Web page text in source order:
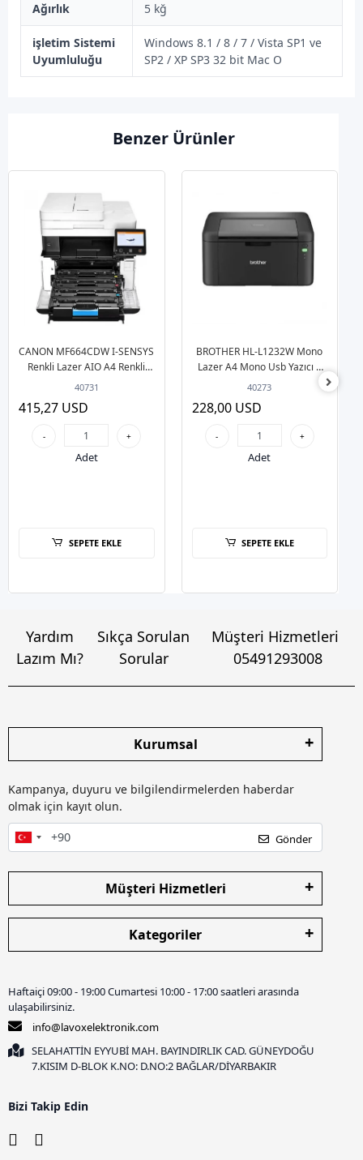
Ağırlık 5 kğ
işletim Sistemi
Uyumluluğu
Windows 8.1 / 8 / 7 / Vista SP1 ve
SP2 / XP SP3 32 bit Mac O
Benzer Ürünler
CANON MF664CDW I-SENSYS
Renkli Lazer AIO A4 Renkli
Fotokopi Tarayıcı
40731
415,27 USD
- +
Adet
SEPETE EKLE
BROTHER HL-L1232W Mono
Lazer A4 Mono Usb Yazıcı 2
Tam dolu toner
40273
228,00 USD
- +
Adet
SEPETE EKLE
Yardım
Lazım Mı?
Sıkça Sorulan
Sorular
Müşteri Hizmetleri
05491293008
Kurumsal
Kampanya, duyuru ve bilgilendirmelerden haberdar
olmak için kayıt olun.
Gönder
Müşteri Hizmetleri
Kategoriler
Haftaiçi 09:00 - 19:00 Cumartesi 10:00 - 17:00 saatleri arasında
ulaşabilirsiniz.
info@lavoxelektronik.com
SELAHATTİN EYYUBİ MAH. BAYINDIRLIK CAD. GÜNEYDOĞU
7.KISIM D-BLOK K.NO: D.NO:2 BAĞLAR/DİYARBAKIR
Bizi Takip Edin